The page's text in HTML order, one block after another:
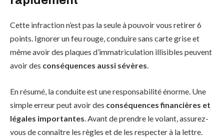
Cette infraction n’est pas la seule à pouvoir vous retirer 6
points. Ignorer un feu rouge, conduire sans carte grise et
même avoir des plaques d’immatriculation illisibles peuvent
avoir des conséquences aussi sévères.
En résumé, la conduite est une responsabilité énorme. Une
simple erreur peut avoir des conséquences financières et
légales importantes. Avant de prendre le volant, assurez-
vous de connaître les règles et de les respecter à la lettre.